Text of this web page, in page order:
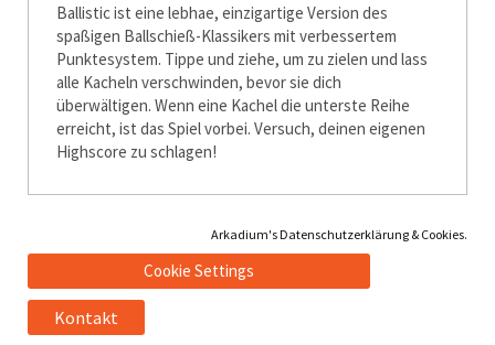
Ballistic ist eine lebhafte, einzigartige Version des
spaßigen Ballschieß-Klassikers mit verbessertem
Punktesystem. Tippe und ziehe, um zu zielen und lass
alle Kacheln verschwinden, bevor sie dich
überwältigen. Wenn eine Kachel die unterste Reihe
erreicht, ist das Spiel vorbei. Versuch, deinen eigenen
Highscore zu schlagen!
Arkadium's Datenschutzerklärung & Cookies.
Cookie Settings
Kontakt